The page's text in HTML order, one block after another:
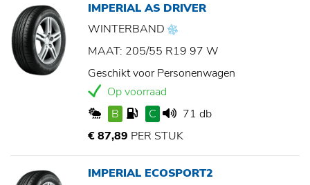
IMPERIAL AS DRIVER
WINTERBAND
MAAT: 205/55 R19 97 W
Geschikt voor Personenwagen
Op voorraad
B
C
71 db
€ 87,89 PER STUK
IMPERIAL ECOSPORT2